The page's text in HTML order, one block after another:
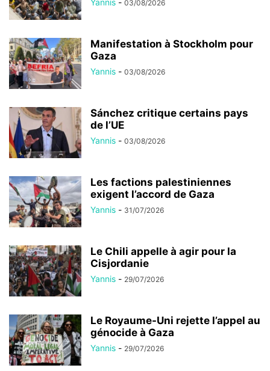
03/08/2026
Manifestation à Stockholm pour
Gaza
Yannis - 03/08/2026
Sánchez critique certains pays
de l’UE
Yannis - 03/08/2026
Les factions palestiniennes
exigent l’accord de Gaza
Yannis - 31/07/2026
Le Chili appelle à agir pour la
Cisjordanie
Yannis - 29/07/2026
Le Royaume-Uni rejette l’appel au
génocide à Gaza
Yannis - 29/07/2026